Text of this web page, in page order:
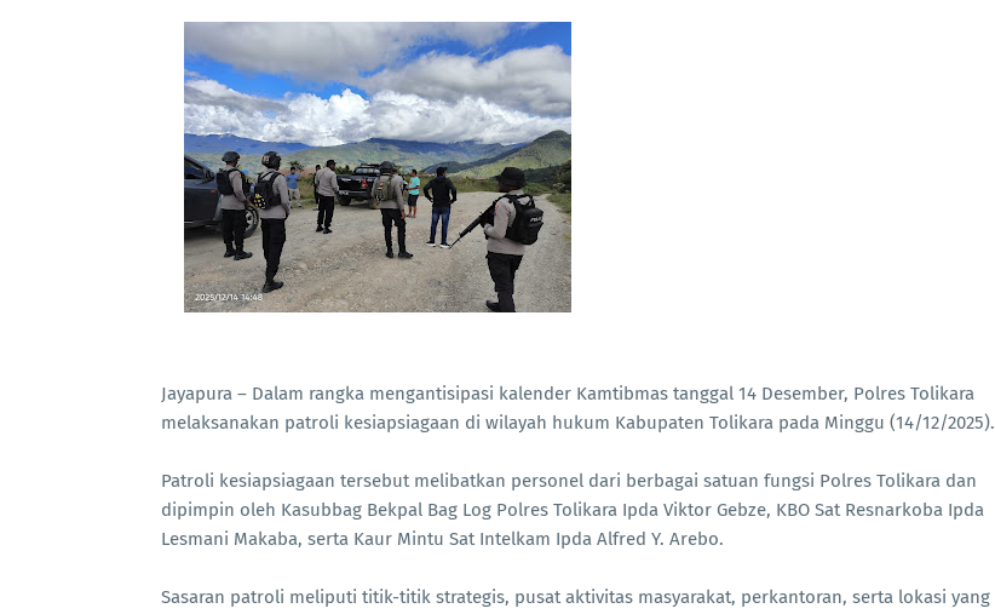
Jayapura – Dalam rangka mengantisipasi kalender Kamtibmas tanggal 14 Desember, Polres Tolikara
melaksanakan patroli kesiapsiagaan di wilayah hukum Kabupaten Tolikara pada Minggu (14/12/2025).
Patroli kesiapsiagaan tersebut melibatkan personel dari berbagai satuan fungsi Polres Tolikara dan
dipimpin oleh Kasubbag Bekpal Bag Log Polres Tolikara Ipda Viktor Gebze, KBO Sat Resnarkoba Ipda
Lesmani Makaba, serta Kaur Mintu Sat Intelkam Ipda Alfred Y. Arebo.
Sasaran patroli meliputi titik-titik strategis, pusat aktivitas masyarakat, perkantoran, serta lokasi yang